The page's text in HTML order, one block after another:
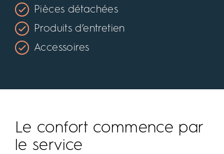
Pièces détachées
Produits d’entretien
Accessoires
Le confort commence par
le service